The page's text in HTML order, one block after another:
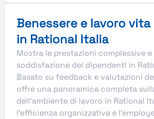
Benessere e lavoro
in Rational Italia
Mostra le prestazioni complessive e
soddisfazione dei dipendenti in
Basato su feedback e valutazioni
offre una panoramica completa
dell’ambiente di lavoro in Rational
l’efficienza organizzativa e